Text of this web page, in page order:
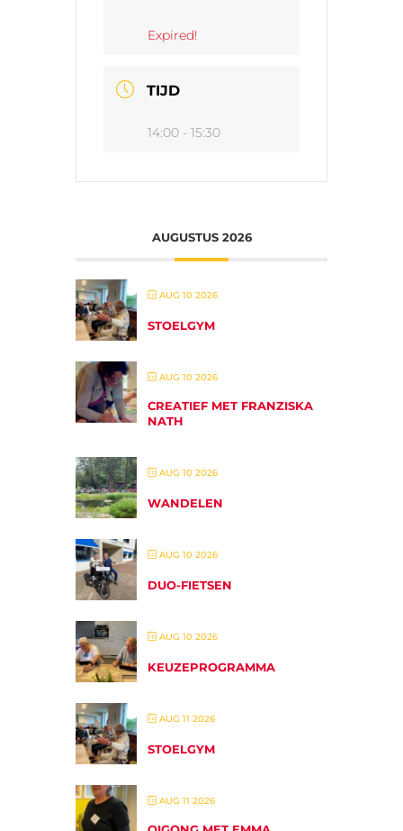
Expired!
TIJD
14:00 - 15:30
AUGUSTUS 2026
AUG 10 2026
STOELGYM
AUG 10 2026
CREATIEF MET FRANZISKA
NATH
AUG 10 2026
WANDELEN
AUG 10 2026
DUO-FIETSEN
AUG 10 2026
KEUZEPROGRAMMA
AUG 11 2026
STOELGYM
AUG 11 2026